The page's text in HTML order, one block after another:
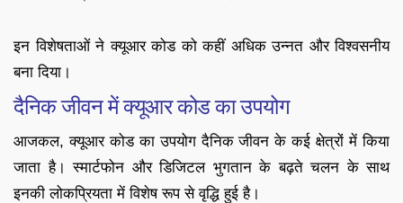
इन विशेषताओं ने क्यूआर कोड को कहीं अधिक उन्नत और विश्वसनीय
बना दिया।
दैनिक जीवन में क्यूआर कोड का उपयोग
आजकल, क्यूआर कोड का उपयोग दैनिक जीवन के कई क्षेत्रों में किया
जाता है। स्मार्टफोन और डिजिटल भुगतान के बढ़ते चलन के साथ
इनकी लोकप्रियता में विशेष रूप से वृद्धि हुई है।